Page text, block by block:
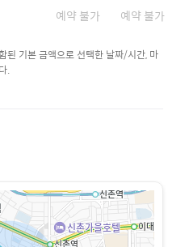
예약 불가
예약 불가
된 기본 금액으로 선택한 날짜/시간, 마
.